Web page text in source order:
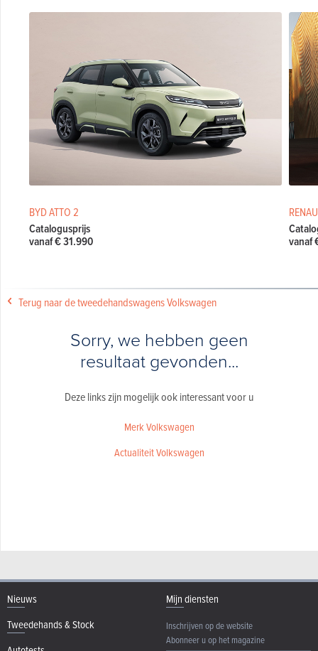
BYD ATTO 2
Catalogusprijs
vanaf € 31.990 vanaf
Terug naar de tweedehandswagens Volkswagen
Sorry, we hebben geen
resultaat gevonden...
Deze links zijn mogelijk ook interessant voor u
Merk Volkswagen
Actualiteit Volkswagen
Nieuws
Tweedehands & Stock
Mijn diensten
Inschrijven op de website
Abonneer u op het magazine